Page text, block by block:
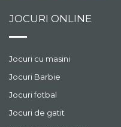
JOCURI ONLINE
Jocuri cu masini
Jocuri Barbie
Jocuri fotbal
Jocuri de gatit